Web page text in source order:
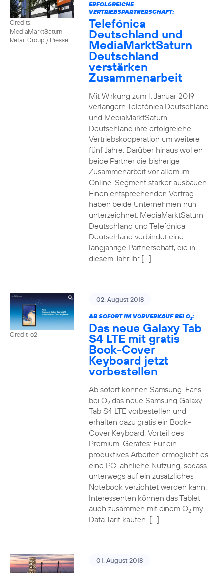
Credits:
MediaMarktSaturn
Retail Group / Presse
ERFOLGREICHE
VERTRIEBSPARTNERSCHAFT:
Telefónica
Deutschland und
MediaMarktSaturn
Deutschland
verstärken
Zusammenarbeit
Mit Wirkung zum 1. Januar 2019
verlängern Telefónica Deutschland
und MediaMarktSaturn
Deutschland ihre erfolgreiche
Vertriebskooperation um weitere
fünf Jahre. Darüber hinaus wollen
beide Partner die bisherige
Zusammenarbeit vor allem im
Online-Segment stärker ausbauen.
Einen entsprechenden Vertrag
haben beide Unternehmen nun
unterzeichnet. MediaMarktSaturn
Deutschland und Telefónica
Deutschland verbindet eine
langjährige Partnerschaft, die in
diesem Jahr ihr […]
Credit: o2
02. August 2018
AB SOFORT IM VORVERKAUF BEI O2:
Das neue Galaxy Tab
S4 LTE mit gratis
Book-Cover
Keyboard jetzt
vorbestellen
Ab sofort können Samsung-Fans
bei O2das neue Samsung Galaxy
Tab S4 LTE vorbestellen und
erhalten dazu gratis ein Book-
Cover Keyboard. Vorteil des
Premium-Gerätes: Für ein
produktives Arbeiten ermöglicht es
eine PC-ähnliche Nutzung, sodass
unterwegs auf ein zusätzliches
Notebook verzichtet werden kann.
Interessenten können das Tablet
auch zusammen mit einem O2my
Data Tarif kaufen. […]
01. August 2018